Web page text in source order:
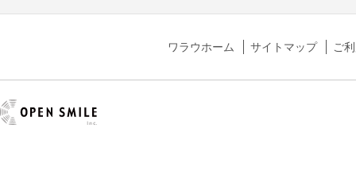
ワラウホーム サイトマップ ご